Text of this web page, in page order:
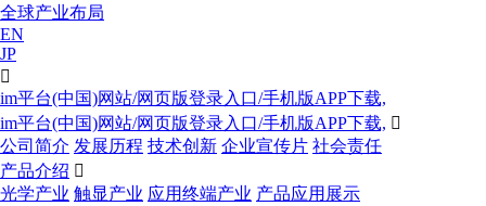
全球产业布局
EN
JP

im平台(中国)网站/网页版登录入口/手机版APP下载,
im平台(中国)网站/网页版登录入口/手机版APP下载, 
公司简介 发展历程 技术创新 企业宣传片 社会责任
产品介绍 
光学产业 触显产业 应用终端产业 产品应用展示